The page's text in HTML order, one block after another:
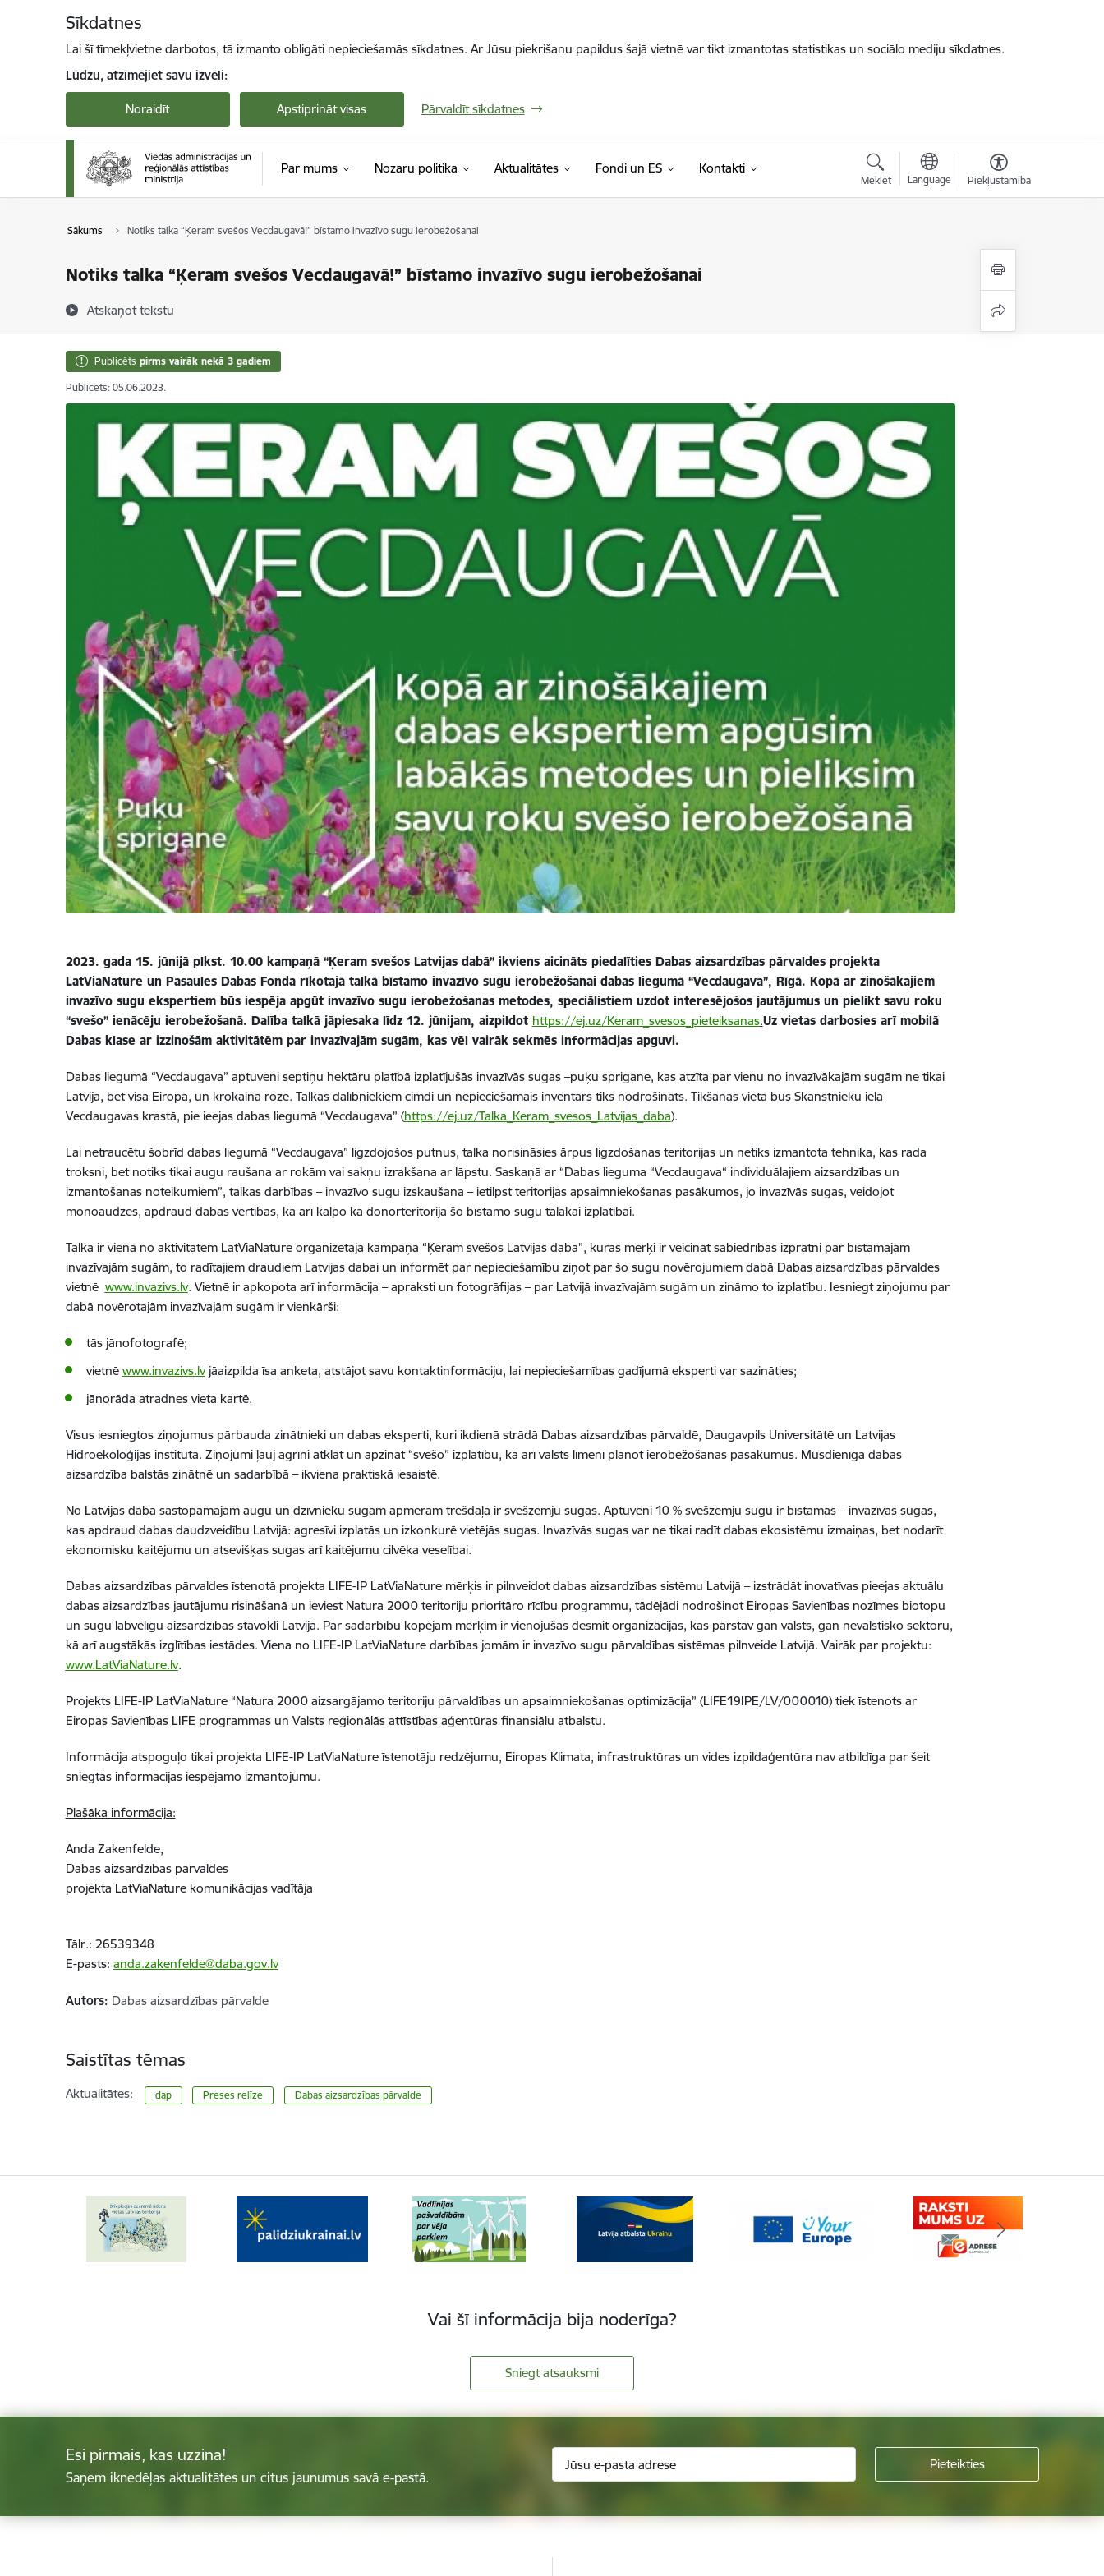
Sīkdatnes
Lai šī tīmekļvietne darbotos, tā izmanto obligāti nepieciešamās sīkdatnes. Ar Jūsu piekrišanu papildus šajā vietnē var tikt izmantotas statistikas un sociālo mediju sīkdatnes.
Lūdzu, atzīmējiet savu izvēli:
Noraidīt Apstiprināt visas Pārvaldīt sīkdatnes
Par mums Nozaru politika Aktualitātes Fondi un ES Kontakti
Meklēt Language Piekļūstamība
Sākums Notiks talka “Ķeram svešos Vecdaugavā!” bīstamo invazīvo sugu ierobežošanai
Notiks talka “Ķeram svešos Vecdaugavā!” bīstamo invazīvo sugu ierobežošanai
Atskaņot tekstu
Publicēts pirms vairāk nekā 3 gadiem
Publicēts: 05.06.2023.
2023. gada 15. jūnijā plkst. 10.00 kampaņā “Ķeram svešos Latvijas dabā” ikviens aicināts piedalīties Dabas aizsardzības pārvaldes projekta
LatViaNature un Pasaules Dabas Fonda rīkotajā talkā bīstamo invazīvo sugu ierobežošanai dabas liegumā “Vecdaugava”, Rīgā. Kopā ar zinošākajiem
invazīvo sugu ekspertiem būs iespēja apgūt invazīvo sugu ierobežošanas metodes, speciālistiem uzdot interesējošos jautājumus un pielikt savu roku
“svešo” ienācēju ierobežošanā. Dalība talkā jāpiesaka līdz 12. jūnijam, aizpildot https://ej.uz/Keram_svesos_pieteiksanas.Uz vietas darbosies arī mobilā
Dabas klase ar izzinošām aktivitātēm par invazīvajām sugām, kas vēl vairāk sekmēs informācijas apguvi.
Dabas liegumā “Vecdaugava” aptuveni septiņu hektāru platībā izplatījušās invazīvās sugas –puķu sprigane, kas atzīta par vienu no invazīvākajām sugām ne tikai
Latvijā, bet visā Eiropā, un krokainā roze. Talkas dalībniekiem cimdi un nepieciešamais inventārs tiks nodrošināts. Tikšanās vieta būs Skanstnieku iela
Vecdaugavas krastā, pie ieejas dabas liegumā “Vecdaugava” (https://ej.uz/Talka_Keram_svesos_Latvijas_daba).
Lai netraucētu šobrīd dabas liegumā “Vecdaugava” ligzdojošos putnus, talka norisināsies ārpus ligzdošanas teritorijas un netiks izmantota tehnika, kas rada
troksni, bet notiks tikai augu raušana ar rokām vai sakņu izrakšana ar lāpstu. Saskaņā ar “Dabas lieguma “Vecdaugava“ individuālajiem aizsardzības un
izmantošanas noteikumiem”, talkas darbības – invazīvo sugu izskaušana – ietilpst teritorijas apsaimniekošanas pasākumos, jo invazīvās sugas, veidojot
monoaudzes, apdraud dabas vērtības, kā arī kalpo kā donorteritorija šo bīstamo sugu tālākai izplatībai.
Talka ir viena no aktivitātēm LatViaNature organizētajā kampaņā “Ķeram svešos Latvijas dabā”, kuras mērķi ir veicināt sabiedrības izpratni par bīstamajām
invazīvajām sugām, to radītajiem draudiem Latvijas dabai un informēt par nepieciešamību ziņot par šo sugu novērojumiem dabā Dabas aizsardzības pārvaldes
vietnē www.invazivs.lv. Vietnē ir apkopota arī informācija – apraksti un fotogrāfijas – par Latvijā invazīvajām sugām un zināmo to izplatību. Iesniegt ziņojumu par
dabā novērotajām invazīvajām sugām ir vienkārši:
tās jānofotografē;
vietnē www.invazivs.lvjāaizpilda īsa anketa, atstājot savu kontaktinformāciju, lai nepieciešamības gadījumā eksperti var sazināties;
jānorāda atradnes vieta kartē.
Visus iesniegtos ziņojumus pārbauda zinātnieki un dabas eksperti, kuri ikdienā strādā Dabas aizsardzības pārvaldē, Daugavpils Universitātē un Latvijas
Hidroekoloģijas institūtā. Ziņojumi ļauj agrīni atklāt un apzināt “svešo” izplatību, kā arī valsts līmenī plānot ierobežošanas pasākumus. Mūsdienīga dabas
aizsardzība balstās zinātnē un sadarbībā – ikviena praktiskā iesaistē.
No Latvijas dabā sastopamajām augu un dzīvnieku sugām apmēram trešdaļa ir svešzemju sugas. Aptuveni 10 % svešzemju sugu ir bīstamas – invazīvas sugas,
kas apdraud dabas daudzveidību Latvijā: agresīvi izplatās un izkonkurē vietējās sugas. Invazīvās sugas var ne tikai radīt dabas ekosistēmu izmaiņas, bet nodarīt
ekonomisku kaitējumu un atsevišķas sugas arī kaitējumu cilvēka veselībai.
Dabas aizsardzības pārvaldes īstenotā projekta LIFE-IP LatViaNature mērķis ir pilnveidot dabas aizsardzības sistēmu Latvijā – izstrādāt inovatīvas pieejas aktuālu
dabas aizsardzības jautājumu risināšanā un ieviest Natura 2000 teritoriju prioritāro rīcību programmu, tādējādi nodrošinot Eiropas Savienības nozīmes biotopu
un sugu labvēlīgu aizsardzības stāvokli Latvijā. Par sadarbību kopējam mērķim ir vienojušās desmit organizācijas, kas pārstāv gan valsts, gan nevalstisko sektoru,
kā arī augstākās izglītības iestādes. Viena no LIFE-IP LatViaNature darbības jomām ir invazīvo sugu pārvaldības sistēmas pilnveide Latvijā. Vairāk par projektu:
www.LatViaNature.lv.
Projekts LIFE-IP LatViaNature “Natura 2000 aizsargājamo teritoriju pārvaldības un apsaimniekošanas optimizācija” (LIFE19IPE/LV/000010) tiek īstenots ar
Eiropas Savienības LIFE programmas un Valsts reģionālās attīstības aģentūras finansiālu atbalstu.
Informācija atspoguļo tikai projekta LIFE-IP LatViaNature īstenotāju redzējumu, Eiropas Klimata, infrastruktūras un vides izpildaģentūra nav atbildīga par šeit
sniegtās informācijas iespējamo izmantojumu.
Plašāka informācija:
Anda Zakenfelde,
Dabas aizsardzības pārvaldes
projekta LatViaNature komunikācijas vadītāja
Tālr.: 26539348
E-pasts: anda.zakenfelde@daba.gov.lv
Autors: Dabas aizsardzības pārvalde
Saistītas tēmas
Aktualitātes: dap Preses relīze ​​​​​​​Dabas aizsardzības pārvalde
Vai šī informācija bija noderīga?
Sniegt atsauksmi
Esi pirmais, kas uzzina!
Saņem iknedēļas aktualitātes un citus jaunumus savā e-pastā.